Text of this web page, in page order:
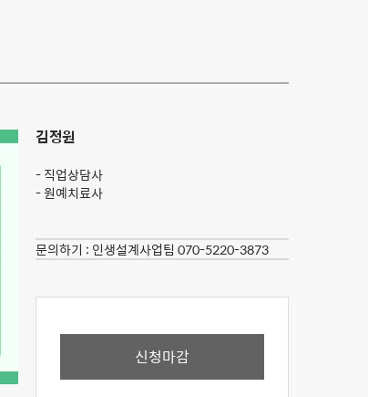
김정원
- 직업상담사
- 원예치료사
문의하기 : 인생설계사업팀 070-5220-3873
신청마감